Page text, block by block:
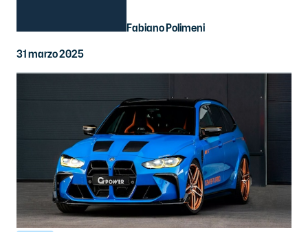
Fabiano Polimeni
31 marzo 2025